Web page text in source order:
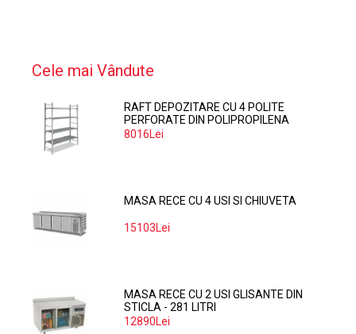
Cele mai Vândute
RAFT DEPOZITARE CU 4 POLITE
PERFORATE DIN POLIPROPILENA
374*60 CM
8016Lei
MASA RECE CU 4 USI SI CHIUVETA
15103Lei
MASA RECE CU 2 USI GLISANTE DIN
STICLA - 281 LITRI
12890Lei